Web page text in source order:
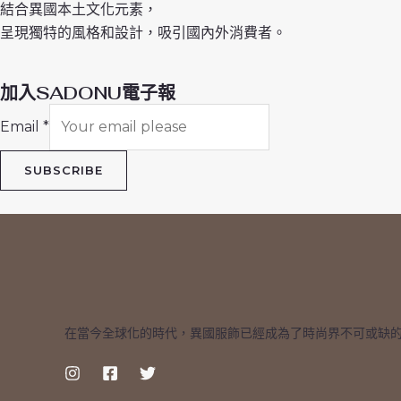
結合異國本土文化元素，
呈現獨特的風格和設計，吸引國內外消費者。
加入SADONU電子報
Email *
SUBSCRIBE
在當今全球化的時代，異國服飾已經成為了時尚界不可或缺